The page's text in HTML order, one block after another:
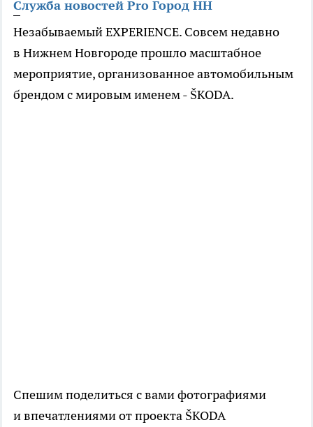
Служба новостей Pro Город НН
Незабываемый EXPERIENCE. Совсем недавно
в Нижнем Новгороде прошло масштабное
мероприятие, организованное автомобильным
брендом с мировым именем - ŠKODA.
Спешим поделиться с вами фотографиями
и впечатлениями от проекта ŠKODA